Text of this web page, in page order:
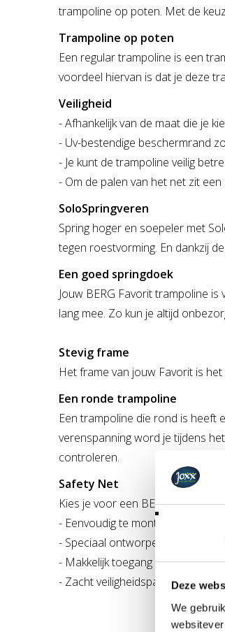
Deze
We
trampoline op poten. Met de
Trampoline op poten
Een regular trampoline is een
voordeel hiervan is dat je deze
Veiligheid
- Afhankelijk van de maat die je
- Uv-bestendige beschermrand
- Je kunt de trampoline veilig
- Om de palen van het net zit
SoloSpringveren
Spring hoger en soepeler met
tegen roestvorming. En dankzij
Een goed springdoek
Jouw BERG Favorit trampoline
lang mee. Zo kun je altijd
Stevig frame
Het frame van jouw Favorit is
Een ronde trampoline
Een trampoline die rond is heeft
verenspanning word je tijdens
controleren.
Safety Net
Kies je voor een BERG Favorit
- Eenvoudig te monteren.
- Speciaal ontworpen voor BERG
- Makkelijk toegang door de
- Zacht veiligheidspalen